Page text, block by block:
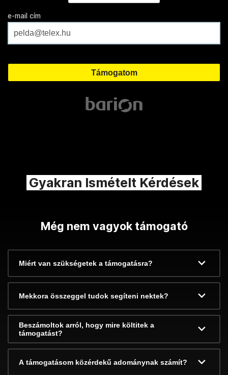
e-mail cím
Gyakran Ismételt Kérdések
Még nem vagyok támogató
Miért van szükségetek a támogatásra?
Mekkora összeggel tudok segíteni nektek?
Beszámoltok arról, hogy mire költitek a
támogatást?
A támogatásom közérdekű adománynak számít?